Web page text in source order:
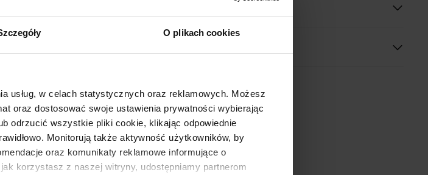
O plikach cookies
usług, w celach statystycznych oraz reklamowych. Możesz
oraz dostosować swoje ustawienia prywatności wybierając
odrzucić wszystkie pliki cookie, klikając odpowiednie
Monitorują także aktywność użytkowników, by
oraz komunikaty reklamowe informujące o
korzystasz z naszej witryny, udostępniamy partnerom